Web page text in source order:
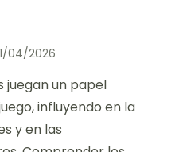
04/2026
juegan un papel
influyendo en la
y en las